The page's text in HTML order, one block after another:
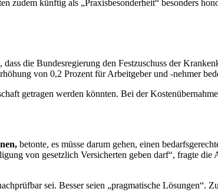
zudem künftig als „Praxisbesonderheit“ besonders
dass die Bundesregierung den Festzuschuss der
von 0,2 Prozent für Arbeitgeber und -nehmer
getragen werden könnten. Bei der
betonte, es müsse darum gehen, einen
von gesetzlich Versicherten geben darf“, fragte
sei. Besser seien „pragmatische Lösungen“.